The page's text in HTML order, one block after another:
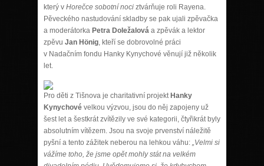
který v Horečce sobotní noci ztvárňuje roli Rayena.
Pěveckého nastudování skladby se pak ujali zpěvačka
a moderátorka Petra Doležalová a zpěvák a lektor
zpěvu Jan Hönig, kteří se dobrovolné práci
v Nadačním fondu Hanky Kynychové věnují již několik
let.
Pro děti z Tišnova je charitativní projektHanky
Kynychové velkou výzvou, jsou do něj zapojeny už
šest let a šestkrát zvítězily ve své kategorii, čtyřikrát byly
absolutním vítězem. Jsou na svoje prvenství náležitě
pyšní a tento zážitek neberou na lehkou váhu: „Velmi si
vážíme toho, že jsme opět mohly stát na velkém